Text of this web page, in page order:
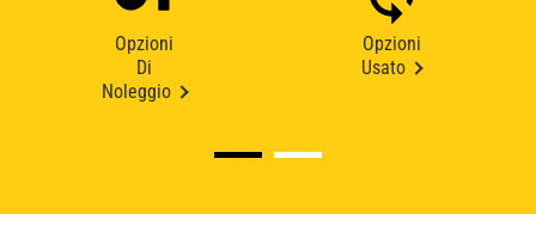
Opzioni
Di
Noleggio
Opzioni
Usato